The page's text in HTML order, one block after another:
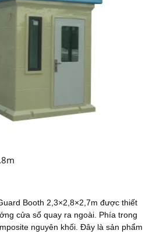
Booth 2,3×2,8×2,7m được thiết
cửa sổ quay ra ngoài. Phía trong
nguyên khối. Đây là sản phẩm